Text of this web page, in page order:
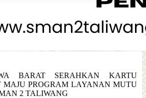
BARAT SERAHKAN KARTU
MAJU PROGRAM LAYANAN MUTU
2 TALIWANG